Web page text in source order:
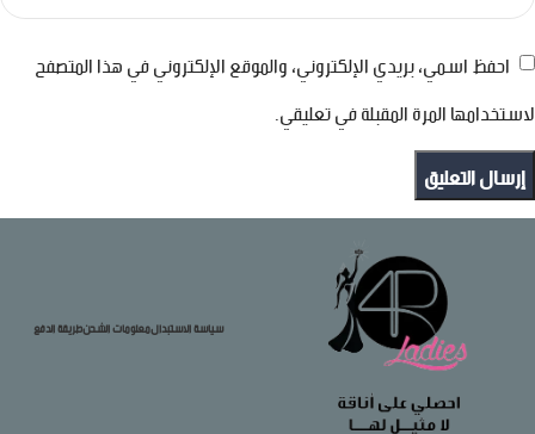
احفظ اسمي، بريدي الإلكتروني، والموقع الإلكتروني في هذا المتصفح
لاستخدامها المرة المقبلة في تعليقي.
سياسة الاستبدالمعلومات الشحنطريقة الدفع